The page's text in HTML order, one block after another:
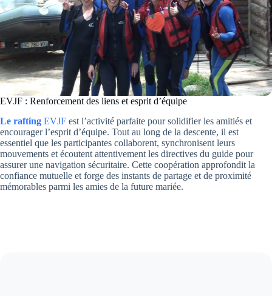
EVJF : Renforcement des liens et esprit d’équipe
Le rafting EVJF est l’activité parfaite pour solidifier les amitiés et
encourager l’esprit d’équipe. Tout au long de la descente, il est
essentiel que les participantes collaborent, synchronisent leurs
mouvements et écoutent attentivement les directives du guide pour
assurer une navigation sécuritaire. Cette coopération approfondit la
confiance mutuelle et forge des instants de partage et de proximité
mémorables parmi les amies de la future mariée.